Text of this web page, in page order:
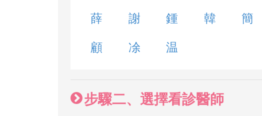
薛 謝 鍾 韓 簡
顧 凃 温
步驟二、選擇看診醫師